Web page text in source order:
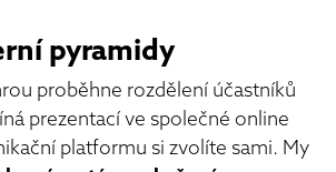
pyramidy
proběhne rozdělení účastníků
prezentací ve společné online
platformu si zvolíte sami. My